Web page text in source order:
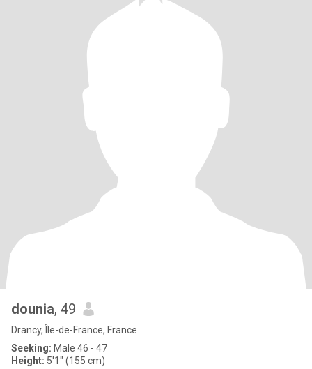
dounia, 49
Drancy, Île-de-France, France
Seeking: Male 46 - 47
Height: 5'1" (155 cm)